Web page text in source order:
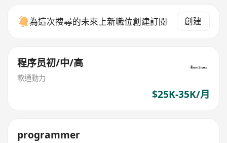
為這次搜尋的未來上新職位創建訂閱 創建
程序员初/中/高
軟通動力
$25K-35K/月
programmer